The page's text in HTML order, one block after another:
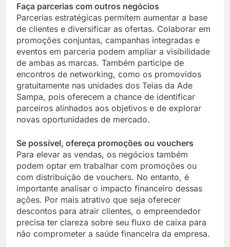
Faça parcerias com outros negócios
Parcerias estratégicas permitem aumentar a base
de clientes e diversificar as ofertas. Colaborar em
promoções conjuntas, campanhas integradas e
eventos em parceria podem ampliar a visibilidade
de ambas as marcas. Também participe de
encontros de networking, como os promovidos
gratuitamente nas unidades dos Teias da Ade
Sampa, pois oferecem a chance de identificar
parceiros alinhados aos objetivos e de explorar
novas oportunidades de mercado.
Se possível, ofereça promoções ou vouchers
Para elevar as vendas, os negócios também
podem optar em trabalhar com promoções ou
com distribuição de vouchers. No entanto, é
importante analisar o impacto financeiro dessas
ações. Por mais atrativo que seja oferecer
descontos para atrair clientes, o empreendedor
precisa ter clareza sobre seu fluxo de caixa para
não comprometer a saúde financeira da empresa.